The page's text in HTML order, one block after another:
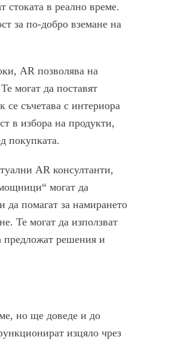
стоката в реално време.
за по-добро вземане на
AR позволява на
могат да поставят
се съчетава с интериора
в избора на продукти,
покупката.
AR консултанти,
могат да
да помагат за намирането
Те могат да използват
предложат решения и
но ще доведе и до
изцяло чрез